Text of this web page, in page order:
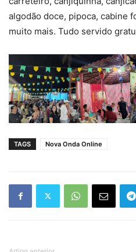
algodão doce, pipoca, cabine
muito mais. Tudo servido
TAGS Nova Onda Online